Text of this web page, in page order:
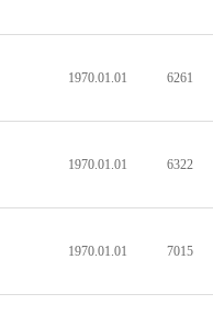
1970.01.01 6261
1970.01.01 6322
1970.01.01 7015